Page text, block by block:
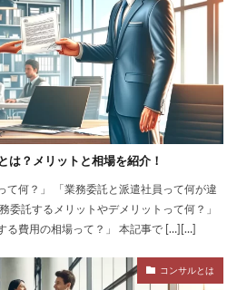
は？メリットと相場を紹介！
て何？」 「業務委託と派遣社員って何が違
委託するメリットやデメリットって何？」
る費用の相場って？」 本記事で […][…]
コンサルとは